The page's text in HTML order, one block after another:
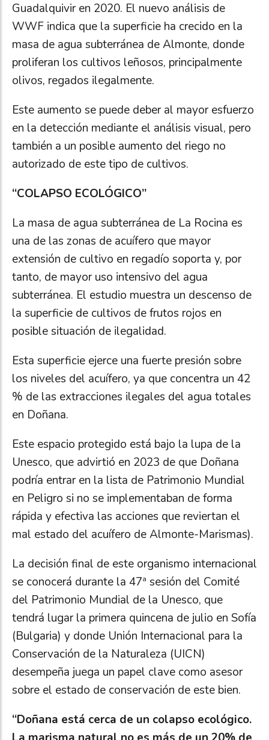
Guadalquivir en 2020. El nuevo análisis de
WWF indica que la superficie ha crecido en la
masa de agua subterránea de Almonte, donde
proliferan los cultivos leñosos, principalmente
olivos, regados ilegalmente.
Este aumento se puede deber al mayor esfuerzo
en la detección mediante el análisis visual, pero
también a un posible aumento del riego no
autorizado de este tipo de cultivos.
“COLAPSO ECOLÓGICO”
La masa de agua subterránea de La Rocina es
una de las zonas de acuífero que mayor
extensión de cultivo en regadío soporta y, por
tanto, de mayor uso intensivo del agua
subterránea. El estudio muestra un descenso de
la superficie de cultivos de frutos rojos en
posible situación de ilegalidad.
Esta superficie ejerce una fuerte presión sobre
los niveles del acuífero, ya que concentra un 42
% de las extracciones ilegales del agua totales
en Doñana.
Este espacio protegido está bajo la lupa de la
Unesco, que advirtió en 2023 de que Doñana
podría entrar en la lista de Patrimonio Mundial
en Peligro si no se implementaban de forma
rápida y efectiva las acciones que reviertan el
mal estado del acuífero de Almonte-Marismas).
La decisión final de este organismo internacional
se conocerá durante la 47ª sesión del Comité
del Patrimonio Mundial de la Unesco, que
tendrá lugar la primera quincena de julio en Sofía
(Bulgaria) y donde Unión Internacional para la
Conservación de la Naturaleza (UICN)
desempeña juega un papel clave como asesor
sobre el estado de conservación de este bien.
“Doñana está cerca de un colapso ecológico.